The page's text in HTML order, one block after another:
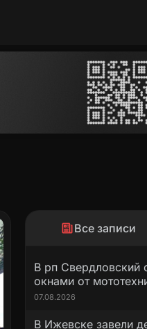
Все записи
В рп Свердловский
окнами от
07.08.2026
В Ижевске завели